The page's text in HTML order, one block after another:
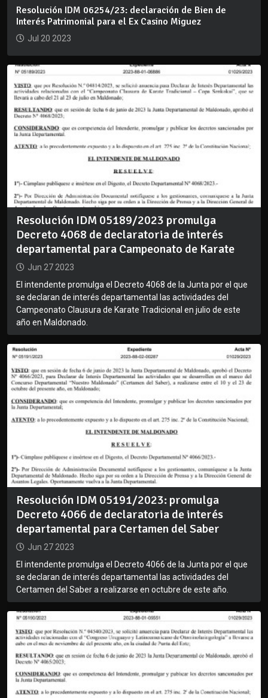
Resolución IDM 06254/23: declaración de Bien de
Interés Patrimonial para el Ex Casino Miguez
Jul 20 2023
Resolución IDM 05189/2023 promulga
Decreto 4068 de declaratoria de interés
departamental para Campeonato de Karate
Jun 27 2023
El intendente promulga el Decreto 4068 de la Junta por el que
se declaran de interés departamental las actividades del
Campeonato Clausura de Karate Tradicional en julio de este
año en Maldonado.
Resolución IDM 05191/2023: promulga
Decreto 4066 de declaratoria de interés
departamental para Certamen del Saber
Jun 27 2023
El intendente promulga el Decreto 4066 de la Junta por el que
se declaran de interés departamental las actividades del
Certamen del Saber a realizarse en octubre de este año.